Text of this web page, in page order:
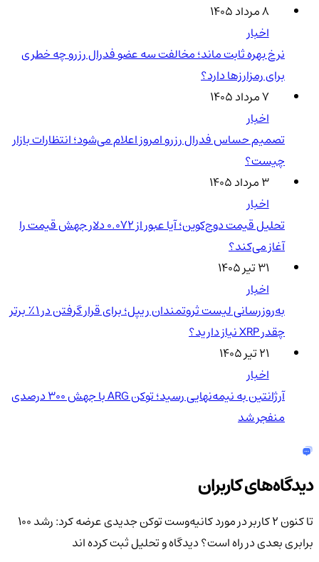
۸ مرداد ۱۴۰۵
اخبار
نرخ بهره ثابت ماند؛ مخالفت سه عضو فدرال رزرو چه خطری
برای رمزارزها دارد؟
۷ مرداد ۱۴۰۵
اخبار
تصمیم حساس فدرال رزرو امروز اعلام می‌شود؛ انتظارات بازار
چیست؟
۳ مرداد ۱۴۰۵
اخبار
تحلیل قیمت دوج‌کوین؛ آیا عبور از ۰.۰۷۲ دلار جهش قیمت را
آغاز می‌کند؟
۳۱ تیر ۱۴۰۵
اخبار
به‌روزرسانی لیست ثروتمندان ریپل؛ برای قرار گرفتن در ۱٪ برتر
چقدر XRP نیاز دارید؟
۲۱ تیر ۱۴۰۵
اخبار
آرژانتین به نیمه‌نهایی رسید؛ توکن ARG با جهش ۳۰۰ درصدی
منفجر شد
دیدگاه‌های کاربران
تا کنون 2 کاربر در مورد
کانیه‌وست توکن جدیدی عرضه کرد: رشد 100
برابری بعدی در راه است؟دیدگاه و تحلیل ثبت کرده اند